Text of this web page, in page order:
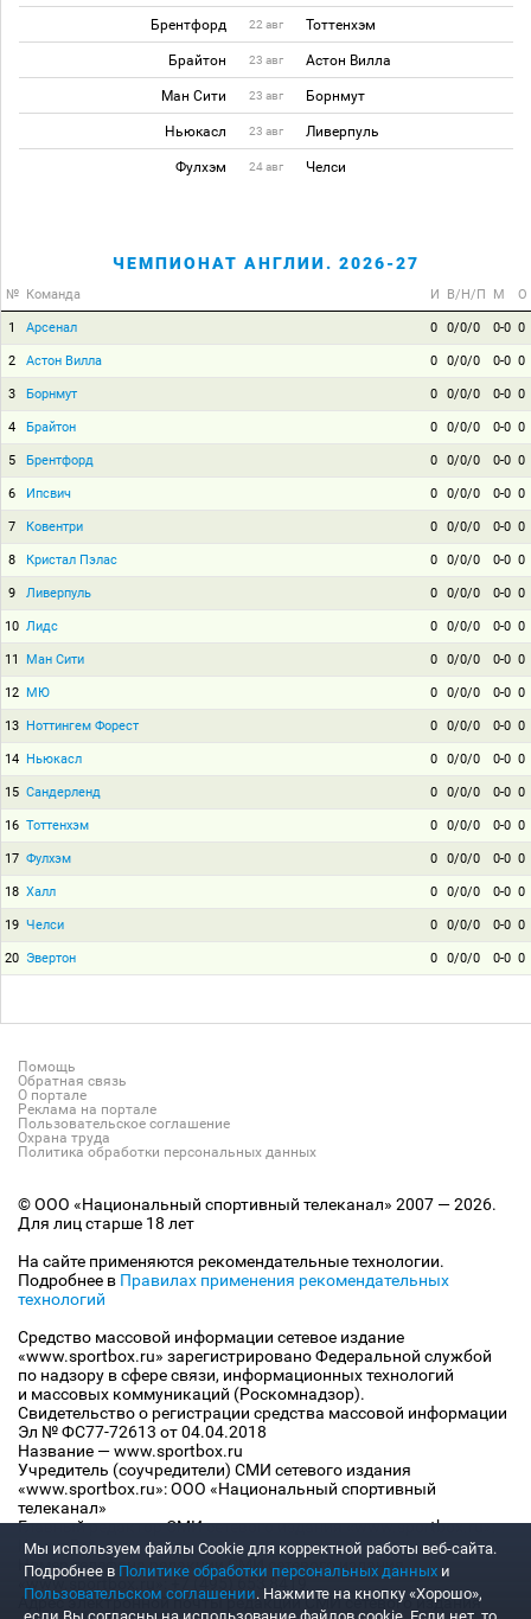
Брентфорд 22 авг Тоттенхэм
Брайтон 23 авг Астон Вилла
Ман Сити 23 авг Борнмут
Ньюкасл 23 авг Ливерпуль
Фулхэм 24 авг Челси
ЧЕМПИОНАТ АНГЛИИ. 2026-27
№ Команда И В/Н/П М О
1 Арсенал 0 0/0/0 0-0 0
2 Астон Вилла 0 0/0/0 0-0 0
3 Борнмут 0 0/0/0 0-0 0
4 Брайтон 0 0/0/0 0-0 0
5 Брентфорд 0 0/0/0 0-0 0
6 Ипсвич 0 0/0/0 0-0 0
7 Ковентри 0 0/0/0 0-0 0
8 Кристал Пэлас 0 0/0/0 0-0 0
9 Ливерпуль 0 0/0/0 0-0 0
10 Лидс 0 0/0/0 0-0 0
11 Ман Сити 0 0/0/0 0-0 0
12 МЮ 0 0/0/0 0-0 0
13 Ноттингем Форест 0 0/0/0 0-0 0
14 Ньюкасл 0 0/0/0 0-0 0
15 Сандерленд 0 0/0/0 0-0 0
16 Тоттенхэм 0 0/0/0 0-0 0
17 Фулхэм 0 0/0/0 0-0 0
18 Халл 0 0/0/0 0-0 0
19 Челси 0 0/0/0 0-0 0
20 Эвертон 0 0/0/0 0-0 0
Помощь
Обратная связь
О портале
Реклама на портале
Пользовательское соглашение
Охрана труда
Политика обработки персональных данных
© ООО «Национальный спортивный телеканал» 2007 — 2026.
Для лиц старше 18 лет
На сайте применяются рекомендательные технологии.
Подробнее в Правилах применения рекомендательных
технологий
Средство массовой информации сетевое издание
«www.sportbox.ru» зарегистрировано Федеральной службой
по надзору в сфере связи, информационных технологий
и массовых коммуникаций (Роскомнадзор).
Свидетельство о регистрации средства массовой информации
Эл № ФС77-72613 от 04.04.2018
Название — www.sportbox.ru
Учредитель (соучредители) СМИ сетевого издания
«www.sportbox.ru»: ООО «Национальный спортивный
телеканал»
Главный редактор СМИ сетевого издания «www.sportbox.ru»:
Конов В.А.
Номер телефона редакции СМИ сетевого издания
«www.sportbox.ru»: +7 (495) 653 8419
Адрес электронной почты редакции СМИ сетевого издания
Мы используем файлы Сookie для корректной работы веб-сайта.
Подробнее в Политике обработки персональных данных и
Пользовательском соглашении. Нажмите на кнопку «Хорошо»,